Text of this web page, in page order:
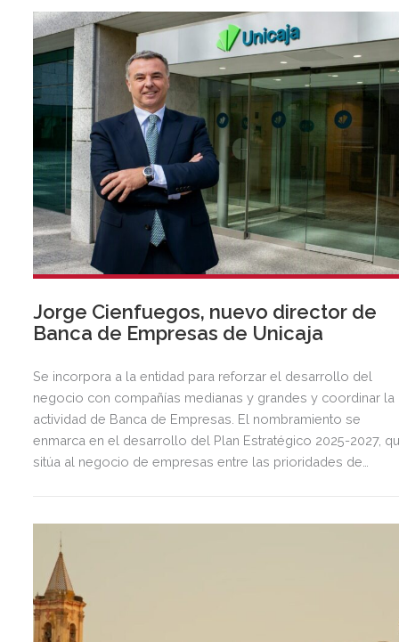
Jorge Cienfuegos, nuevo director de
Banca de Empresas de Unicaja
Se incorpora a la entidad para reforzar el desarrollo del
negocio con compañías medianas y grandes y coordinar la
actividad de Banca de Empresas. El nombramiento se
enmarca en el desarrollo del Plan Estratégico 2025-2027,
sitúa al negocio de empresas entre las prioridades de